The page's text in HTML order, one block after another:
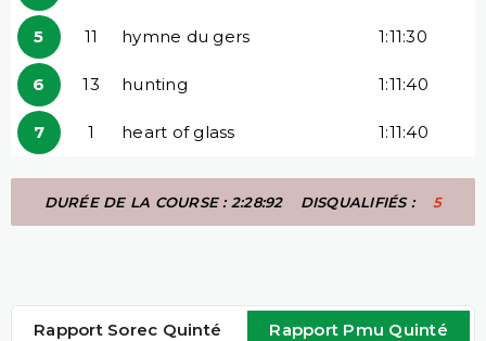
5 11 hymne du gers 1:11:30
6 13 hunting 1:11:40
7 1 heart of glass 1:11:40
DURÉE DE LA COURSE : 2:28:92 DISQUALIFIÉS :5
Rapport Sorec Quinté Rapport Pmu Quinté